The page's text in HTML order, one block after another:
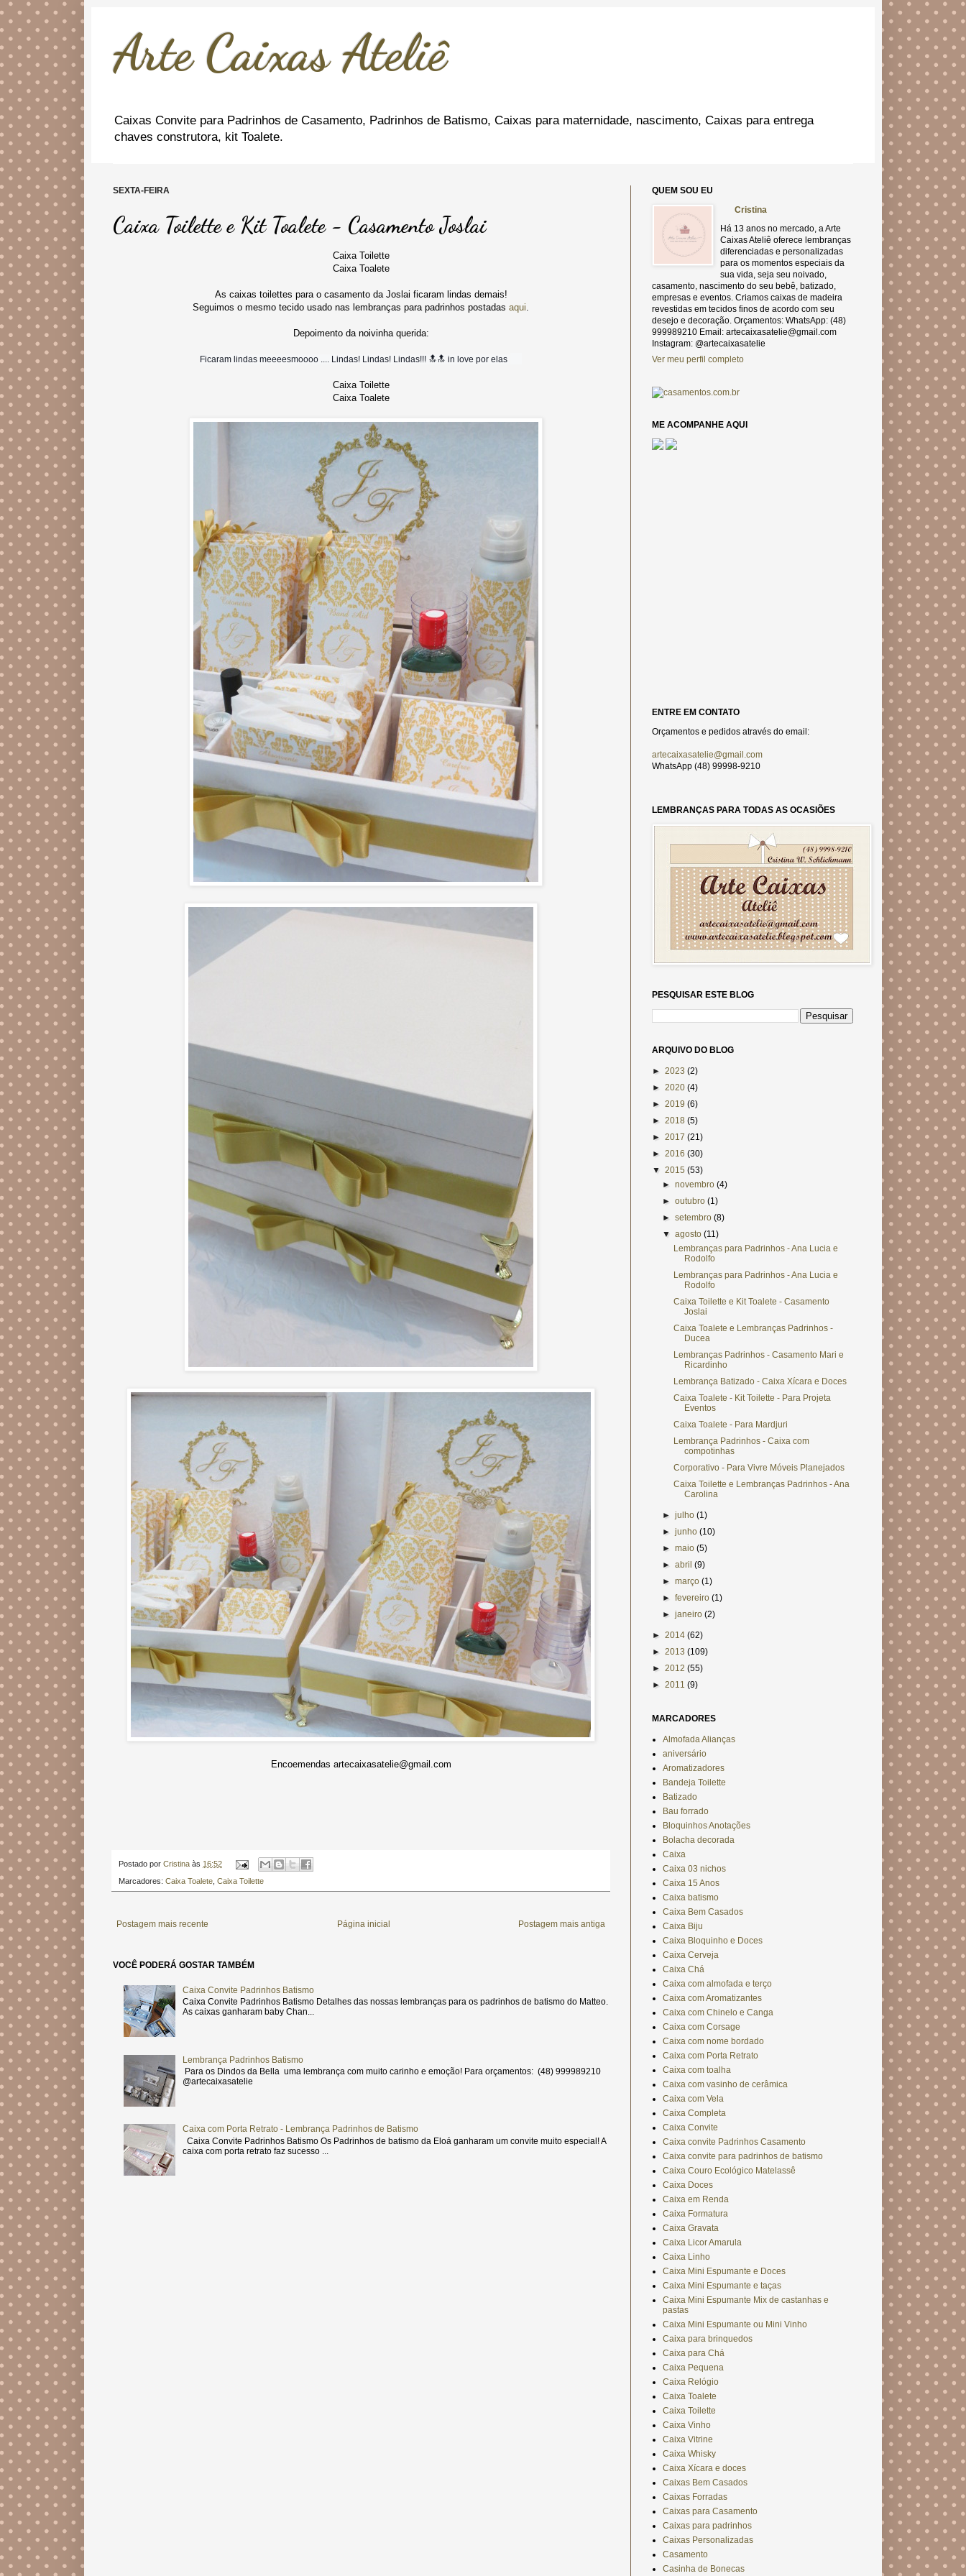
Arte Caixas Ateliê
Caixas Convite para Padrinhos de Casamento, Padrinhos de Batismo, Caixas para maternidade, nascimento, Caixas para entrega
chaves construtora, kit Toalete.
SEXTA-FEIRA
Caixa Toilette e Kit Toalete - Casamento Joslai
Caixa Toilette
Caixa Toalete
As caixas toilettes para o casamento da Joslai ficaram lindas demais!
Seguimos o mesmo tecido usado nas lembranças para padrinhos postadas aqui.
Depoimento da noivinha querida:
Ficaram lindas meeeesmoooo .... Lindas! Lindas! Lindas!!! 🔝🔝 in love por elas
Caixa Toilette
Caixa Toalete
Encoemendas artecaixasatelie@gmail.com
Postado por Cristina às 16:52
Marcadores: Caixa Toalete, Caixa Toilette
Postagem mais recente Postagem mais antiga
Página inicial
VOCÊ PODERÁ GOSTAR TAMBÉM
Caixa Convite Padrinhos Batismo
Caixa Convite Padrinhos Batismo Detalhes das nossas lembranças para os padrinhos de batismo do Matteo.
As caixas ganharam baby Chan...
Lembrança Padrinhos Batismo
Para os Dindos da Bella uma lembrança com muito carinho e emoção! Para orçamentos: (48) 999989210
@artecaixasatelie
Caixa com Porta Retrato - Lembrança Padrinhos de Batismo
Caixa Convite Padrinhos Batismo Os Padrinhos de batismo da Eloá ganharam um convite muito especial! A
caixa com porta retrato faz sucesso ...
QUEM SOU EU
Cristina
Há 13 anos no mercado, a Arte
Caixas Ateliê oferece lembranças
diferenciadas e personalizadas
para os momentos especiais da
sua vida, seja seu noivado,
casamento, nascimento do seu bebê, batizado,
empresas e eventos. Criamos caixas de madeira
revestidas em tecidos finos de acordo com seu
desejo e decoração. Orçamentos: WhatsApp: (48)
999989210 Email: artecaixasatelie@gmail.com
Instagram: @artecaixasatelie
Ver meu perfil completo
ME ACOMPANHE AQUI
ENTRE EM CONTATO
Orçamentos e pedidos através do email:
artecaixasatelie@gmail.com
WhatsApp (48) 99998-9210
LEMBRANÇAS PARA TODAS AS OCASIÕES
PESQUISAR ESTE BLOG
ARQUIVO DO BLOG
► 2023 (2)
► 2020 (4)
► 2019 (6)
► 2018 (5)
► 2017 (21)
► 2016 (30)
▼ 2015 (53)
►novembro(4)
►outubro(1)
►setembro(8)
▼agosto(11)
Lembranças para Padrinhos - Ana Lucia e
Rodolfo
Lembranças para Padrinhos - Ana Lucia e
Rodolfo
Caixa Toilette e Kit Toalete - Casamento
Joslai
Caixa Toalete e Lembranças Padrinhos -
Ducea
Lembranças Padrinhos - Casamento Mari e
Ricardinho
Lembrança Batizado - Caixa Xícara e Doces
Caixa Toalete - Kit Toilette - Para Projeta
Eventos
Caixa Toalete - Para Mardjuri
Lembrança Padrinhos - Caixa com
compotinhas
Corporativo - Para Vivre Móveis Planejados
Caixa Toilette e Lembranças Padrinhos - Ana
Carolina
►julho(1)
►junho(10)
►maio(5)
►abril(9)
►março(1)
►fevereiro(1)
►janeiro(2)
► 2014 (62)
► 2013 (109)
► 2012 (55)
► 2011 (9)
MARCADORES
Almofada Alianças
aniversário
Aromatizadores
Bandeja Toilette
Batizado
Bau forrado
Bloquinhos Anotações
Bolacha decorada
Caixa
Caixa 03 nichos
Caixa 15 Anos
Caixa batismo
Caixa Bem Casados
Caixa Biju
Caixa Bloquinho e Doces
Caixa Cerveja
Caixa Chá
Caixa com almofada e terço
Caixa com Aromatizantes
Caixa com Chinelo e Canga
Caixa com Corsage
Caixa com nome bordado
Caixa com Porta Retrato
Caixa com toalha
Caixa com vasinho de cerâmica
Caixa com Vela
Caixa Completa
Caixa Convite
Caixa convite Padrinhos Casamento
Caixa convite para padrinhos de batismo
Caixa Couro Ecológico Matelassê
Caixa Doces
Caixa em Renda
Caixa Formatura
Caixa Gravata
Caixa Licor Amarula
Caixa Linho
Caixa Mini Espumante e Doces
Caixa Mini Espumante e taças
Caixa Mini Espumante Mix de castanhas e
pastas
Caixa Mini Espumante ou Mini Vinho
Caixa para brinquedos
Caixa para Chá
Caixa Pequena
Caixa Relógio
Caixa Toalete
Caixa Toilette
Caixa Vinho
Caixa Vitrine
Caixa Whisky
Caixa Xícara e doces
Caixas Bem Casados
Caixas Forradas
Caixas para Casamento
Caixas para padrinhos
Caixas Personalizadas
Casamento
Casinha de Bonecas